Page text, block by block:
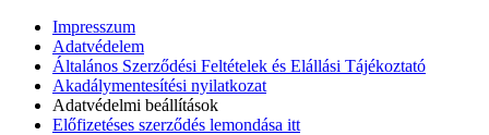
Impresszum
Adatvédelem
Általános Szerződési Feltételek és Elállási Tájékoztató
Akadálymentesítési nyilatkozat
Adatvédelmi beállítások
Előfizetéses szerződés lemondása itt